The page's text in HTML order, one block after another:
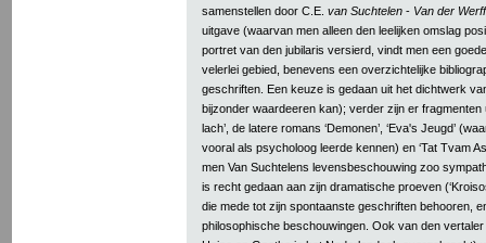
samenstellen door C.E. van Suchtelen - Van der Werff
uitgave (waarvan men alleen den leelijken omslag
portret van den jubilaris versierd, vindt men een
velerlei gebied, benevens een overzichtelijke
geschriften. Een keuze is gedaan uit het dichtwerk
bijzonder waardeeren kan); verder zijn er fragmenten
lach’, de latere romans ‘Demonen’, ‘Eva's Jeugd’
vooral als psycholoog leerde kennen) en ‘Tat Tvam
men Van Suchtelens levensbeschouwing zoo
is recht gedaan aan zijn dramatische proeven
die mede tot zijn spontaanste geschriften behooren,
philosophische beschouwingen. Ook van den